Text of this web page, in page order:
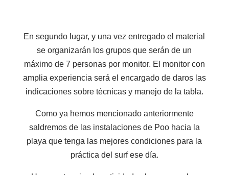
En segundo lugar, y una vez entregado el material
se organizarán los grupos que serán de un
máximo de 7 personas por monitor. El monitor con
amplia experiencia será el encargado de daros las
indicaciones sobre técnicas y manejo de la tabla.
Como ya hemos mencionado anteriormente
saldremos de las instalaciones de Poo hacia la
playa que tenga las mejores condiciones para la
práctica del surf ese día.